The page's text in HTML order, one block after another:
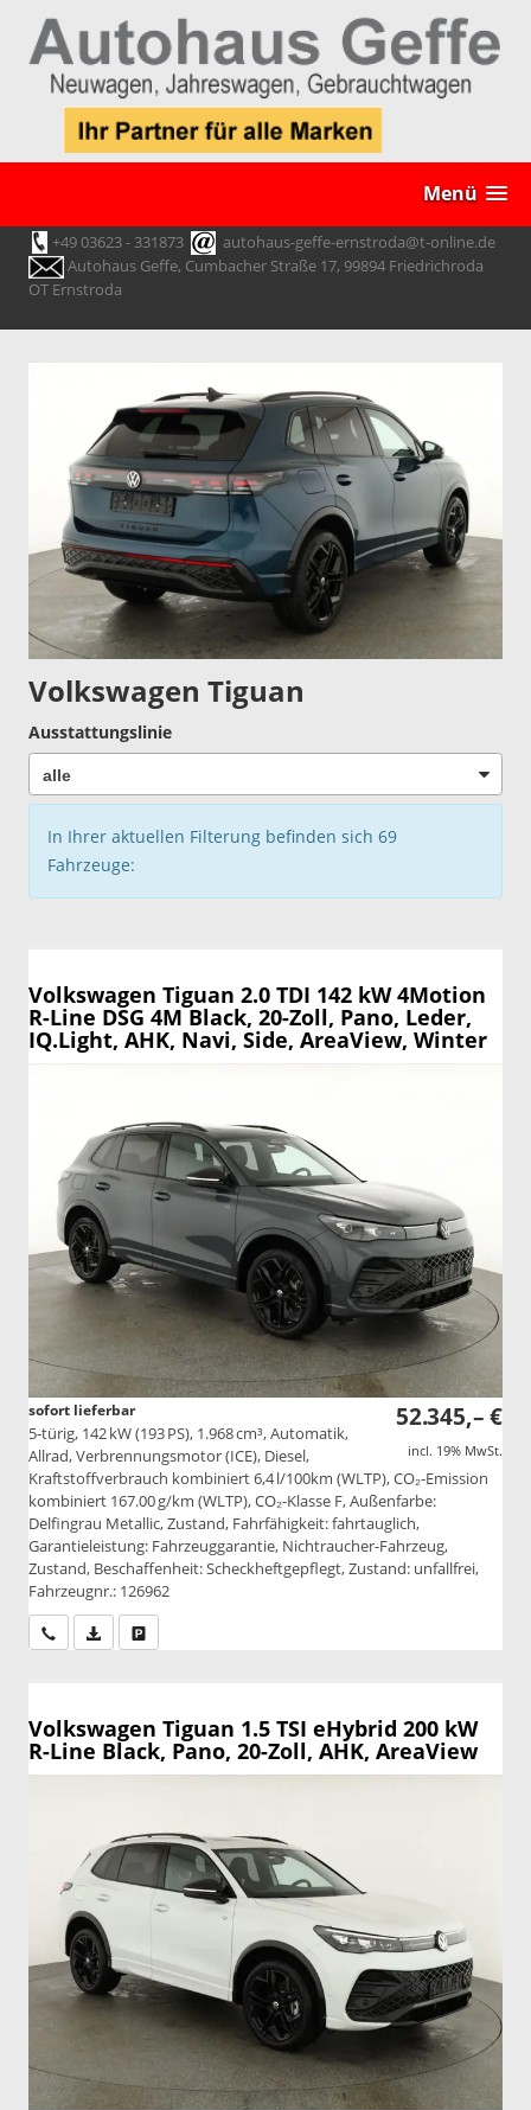
Menü
+49 03623 - 331873
autohaus-geffe-ernstroda@t-online.de
Autohaus Geffe, Cumbacher Straße 17, 99894 Friedrichroda
OT Ernstroda
Volkswagen Tiguan
Ausstattungslinie
In Ihrer aktuellen Filterung befinden sich 69
Fahrzeuge:
Volkswagen Tiguan 2.0 TDI 142 kW 4Motion
R-Line DSG 4M Black, 20-Zoll, Pano, Leder,
IQ.Light, AHK, Navi, Side, AreaView, Winter
52.345,– €
incl. 19% MwSt.
sofort lieferbar
5-türig, 142 kW (193 PS), 1.968 cm³, Automatik,
Allrad, Verbrennungsmotor (ICE), Diesel,
Kraftstoffverbrauch kombiniert 6,4 l/100km (WLTP), CO₂-Emission
kombiniert 167.00 g/km (WLTP), CO₂-Klasse F, Außenfarbe:
Delfingrau Metallic, Zustand, Fahrfähigkeit: fahrtauglich,
Garantieleistung: Fahrzeuggarantie, Nichtraucher-Fahrzeug,
Zustand, Beschaffenheit: Scheckheftgepflegt, Zustand: unfallfrei,
Fahrzeugnr.: 126962
Wir rufen Sie anPDF-Datei, Fahrzeugexposé drucken
Volkswagen Tiguan 1.5 TSI eHybrid 200 kW
R-Line Black, Pano, 20-Zoll, AHK, AreaView